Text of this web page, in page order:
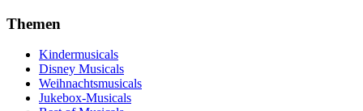
Themen
Kindermusicals
Disney Musicals
Weihnachtsmusicals
Jukebox-Musicals